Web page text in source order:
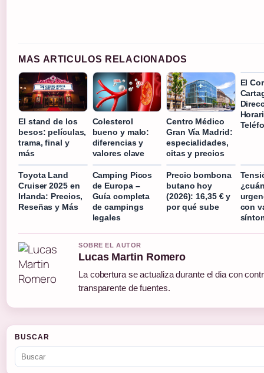
MAS ARTICULOS RELACIONADOS
El stand de los
besos: películas,
trama, final y
más
Colesterol
bueno y malo:
diferencias y
valores clave
Centro Médico
Gran Vía Madrid:
especialidades,
citas y precios
El
Toyota Land
Cruiser 2025 en
Irlanda: Precios,
Reseñas y Más
Camping Picos
de Europa –
Guía completa
de campings
legales
Precio bombona
butano hoy
(2026): 16,35 € y
por qué sube
con
SOBRE EL AUTOR
Lucas Martin Romero
La cobertura se actualiza durante el dia con
transparente de fuentes.
BUSCAR